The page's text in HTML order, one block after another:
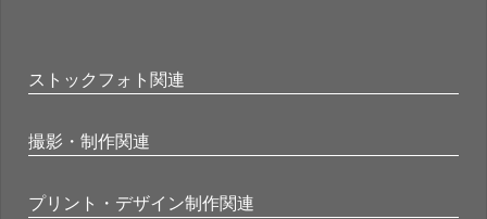
ストックフォト関連
撮影・制作関連
プリント・デザイン制作関連